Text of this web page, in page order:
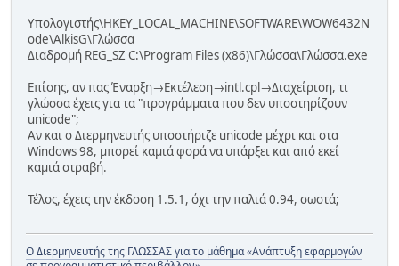
Υπολογιστής\HKEY_LOCAL_MACHINE\SOFTWARE\WOW6432N
ode\AlkisG\Γλώσσα
Διαδρομή REG_SZ C:\Program Files (x86)\Γλώσσα\Γλώσσα.exe
Επίσης, αν πας Έναρξη→Εκτέλεση→intl.cpl→Διαχείριση, τι
γλώσσα έχεις για τα "προγράμματα που δεν υποστηρίζουν
unicode";
Αν και ο Διερμηνευτής υποστήριζε unicode μέχρι και στα
Windows 98, μπορεί καμιά φορά να υπάρξει και από εκεί
καμιά στραβή.
Τέλος, έχεις την έκδοση 1.5.1, όχι την παλιά 0.94, σωστά;
Ο Διερμηνευτής της ΓΛΩΣΣΑΣ για το μάθημα «Ανάπτυξη εφαρμογών